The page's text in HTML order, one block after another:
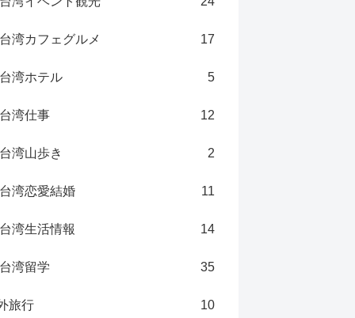
湾カフェグルメ 17
湾ホテル 5
湾仕事 12
湾山歩き 2
湾恋愛結婚 11
湾生活情報 14
湾留学 35
旅行 10